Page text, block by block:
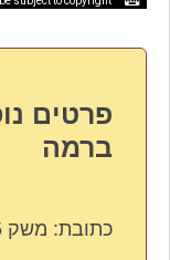
פרטים
ברמה
כתובת: משק 15, גבעת יואב